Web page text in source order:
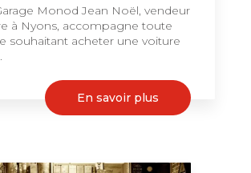
Monod Jean Noël, vendeur
à Nyons, accompagne toute
souhaitant acheter une voiture
En savoir plus